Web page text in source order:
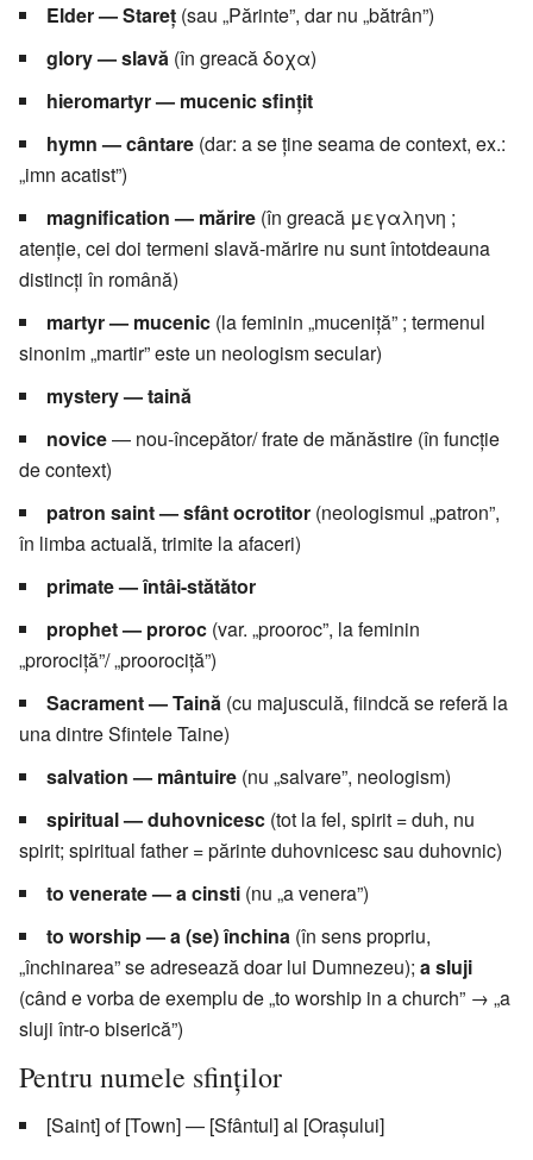
Elder — Stareț (sau „Părinte”, dar nu „bătrân”)
glory — slavă (în greacă δοχα)
hieromartyr — mucenic sfințit
hymn — cântare (dar: a se ține seama de context, ex.:
„imn acatist”)
magnification — mărire (în greacă μεγαληνη ;
atenție, cei doi termeni slavă-mărire nu sunt întotdeauna
distincți în română)
martyr — mucenic (la feminin „muceniță” ; termenul
sinonim „martir” este un neologism secular)
mystery — taină
novice— nou-începător/ frate de mănăstire (în funcție
de context)
patron saint — sfânt ocrotitor (neologismul „patron”,
în limba actuală, trimite la afaceri)
primate — întâi-stătător
prophet — proroc (var. „prooroc”, la feminin
„prorociță”/ „proorociță”)
Sacrament — Taină (cu majusculă, fiindcă se referă la
una dintre Sfintele Taine)
salvation — mântuire (nu „salvare”, neologism)
spiritual — duhovnicesc (tot la fel, spirit = duh, nu
spirit; spiritual father = părinte duhovnicesc sau duhovnic)
to venerate — a cinsti (nu „a venera”)
to worship — a (se) închina (în sens propriu,
„închinarea” se adresează doar lui Dumnezeu); a sluji
(când e vorba de exemplu de „to worship in a church” → „a
sluji într-o biserică”)
Pentru numele sfinților
[Saint] of [Town] — [Sfântul] al [Orașului]